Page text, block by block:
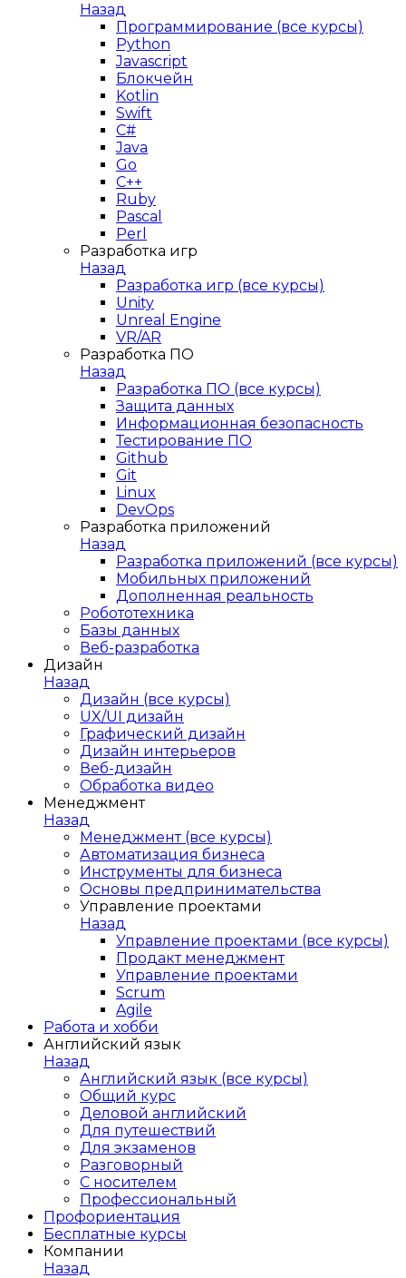
Назад
Программирование (все курсы)
Python
Javascript
Блокчейн
Kotlin
Swift
C#
Java
Go
C++
Ruby
Pascal
Perl
Разработка игр
Назад
Разработка игр (все курсы)
Unity
Unreal Engine
VR/AR
Разработка ПО
Назад
Разработка ПО (все курсы)
Защита данных
Информационная безопасность
Тестирование ПО
Github
Git
Linux
DevOps
Разработка приложений
Назад
Разработка приложений (все курсы)
Мобильных приложений
Дополненная реальность
Робототехника
Базы данных
Веб-разработка
Дизайн
Назад
Дизайн (все курсы)
UX/UI дизайн
Графический дизайн
Дизайн интерьеров
Веб-дизайн
Обработка видео
Менеджмент
Назад
Менеджмент (все курсы)
Автоматизация бизнеса
Инструменты для бизнеса
Основы предпринимательства
Управление проектами
Назад
Управление проектами (все курсы)
Продакт менеджмент
Управление проектами
Scrum
Agile
Работа и хобби
Английский язык
Назад
Английский язык (все курсы)
Общий курс
Деловой английский
Для путешествий
Для экзаменов
Разговорный
С носителем
Профессиональный
Профориентация
Бесплатные курсы
Компании
Назад